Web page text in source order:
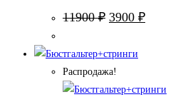
11900₽
11900 ₽.
3900 ₽
Распродажа!